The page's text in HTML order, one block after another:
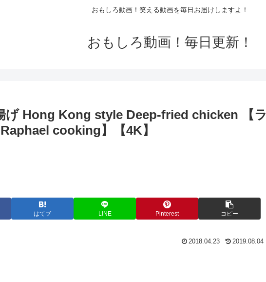
おもしろ動画！笑える動画を毎日お届けしますよ！
おもしろ動画！毎日更新！
げ Hong Kong style Deep-fried chicken 【ラ
cooking】【4K】
はてブ LINE Pinterest コピー
2018.04.23 2019.08.04